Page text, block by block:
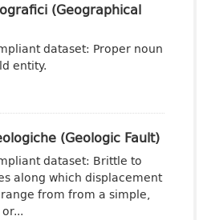
(Geographical
dataset: Proper noun
entity.
(Geologic Fault)
dataset: Brittle to
along which displacement
from from a simple,